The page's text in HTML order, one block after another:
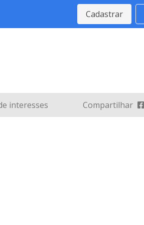
Cadastrar
interesses Compartilhar